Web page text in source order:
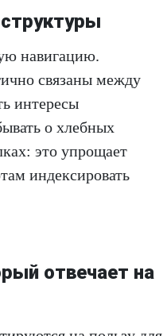
навигацию.
связаны между
интересы
о хлебных
это упрощает
индексировать
отвечает на